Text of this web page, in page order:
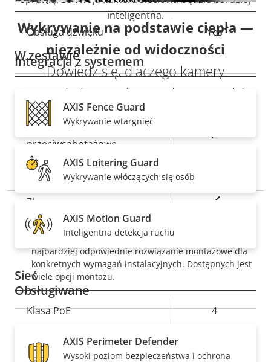
Wykrywanie na podstawie ciepła —
niezależnie od widoczności
Dowiedz się, dlaczego kamery
termowizyjne to niezawodne narzędzia
do detekcji i weryfikacji.
Kamery AXIS Q21 Series nie zawierają akcesoriów
montażowych. Należy je nabyć oddzielnie, wybierając
najbardziej odpowiednie rozwiązanie montażowe dla
konkretnych wymagań instalacyjnych. Dostępnych jest
wiele opcji montażu.
Opis
nieruchomości
Wartość
nieruchomości
Obsługa dźwięku Yes
Integracja z systemem
Opis
nieruchomości
nieruchomości
Detekcja dźwięku
Aktywne zabezpieczenie
przeciwsabotażowe
Tak
Wejścia/wyjścia alarmowe
Złącza szeregowe
Wizyjna detekcja ruchu
Sieć
Opis
Wartość
nieruchomości
Klasa PoE 4
Bezpieczeństwo
inteligentna.
W zestawie
AXIS Fence Guard
Wykrywanie wtargnięć
AXIS Loitering Guard
Wykrywanie włóczących się osób
AXIS Motion Guard
Inteligentna detekcja ruchu
Obsługiwane
AXIS Perimeter Defender
Wysoki poziom bezpieczeństwa i ochrona